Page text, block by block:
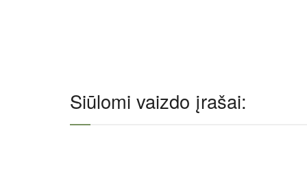
Siūlomi vaizdo įrašai: